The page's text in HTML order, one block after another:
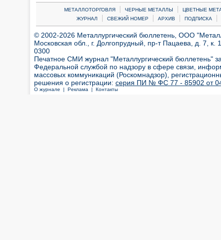
МЕТАЛЛОТОРГОВЛЯ | ЧЕРНЫЕ МЕТАЛЛЫ |
ЦВЕТНЫЕ
ЖУРНАЛ
| СВЕЖИЙ НОМЕР | АРХИВ | ПОДПИСКА |
© 2002-2026 Металлургический бюллетень, ООО
Московская обл., г. Долгопрудный, пр-т Пацаева, д. 7,
0300
Печатное СМИ журнал "Металлургический бюллетень"
Федеральной службой по надзору в сфере связи,
массовых коммуникаций (Роскомнадзор),
решения о регистрации: серия ПИ № ФС 77 - 85902 от 04
О журнале | Реклама | Контакты